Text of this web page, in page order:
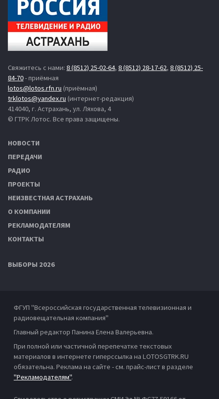
Свяжитесь с нами: 8 (8512) 25-02-64, 8 (8512) 28-17-62, 8 (8512) 25-
84-70- приёмная
lotos@lotos.rfn.ru (приёмная)
trklotos@yandex.ru (интернет-редакция)
414040, г. Астрахань, ул. Ляхова, 4
© ГТРК Лотос. Все права защищены.
НОВОСТИ
ПЕРЕДАЧИ
РАДИО
ПРОЕКТЫ
НЕИЗВЕСТНАЯ АСТРАХАНЬ
О КОМПАНИИ
РЕКЛАМОДАТЕЛЯМ
КОНТАКТЫ
ВЫБОРЫ 2026
ФГУП "Всероссийская государственная телевизионная и
радиовещательная компания"
Главный редактор Панина Елена Валерьевна.
При полной или частичной перепечатке текстовых
материалов в интернете гиперссылка на LOTOSGTRK.RU
обязательна. Реклама на сайте - см. прайс-лист в разделе
"Рекламодателям".